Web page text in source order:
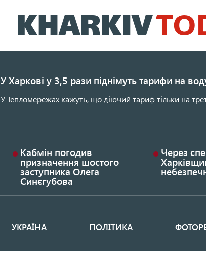
до
основного
У Харкові у 3,5 рази піднімуть тарифи на
У Тепломережах кажуть, що діючий тариф тільки на
Кабмін погодив
призначення шостого
заступника Олега
Синєгубова
Через
УКРАЇНА ПОЛІТИКА